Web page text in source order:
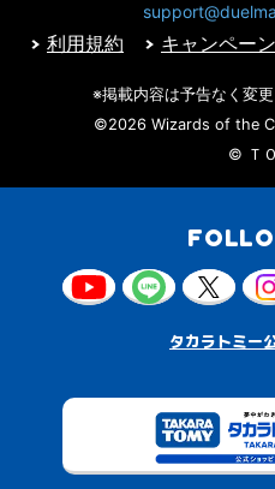
利用規約 キャンペー
※掲載内容は予告なく変
©2026 Wizards of the
© Ｔ
タカラトミー